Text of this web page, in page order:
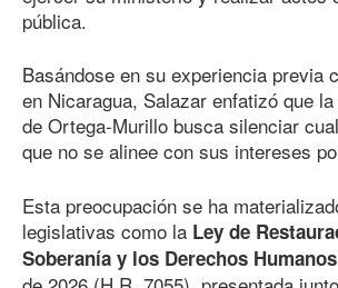
pública.
Basándose en su experiencia previa
en Nicaragua, Salazar enfatizó que
de Ortega-Murillo busca silenciar
que no se alinee con sus intereses
Esta preocupación se ha
legislativas como la Ley de
Soberanía y los Derechos